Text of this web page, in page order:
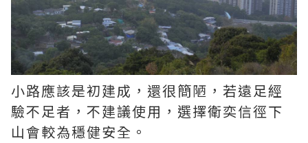
小路應該是初建成，還很簡陋，若遠足經
驗不足者，不建議使用，選擇衛奕信徑下
山會較為穩健安全。